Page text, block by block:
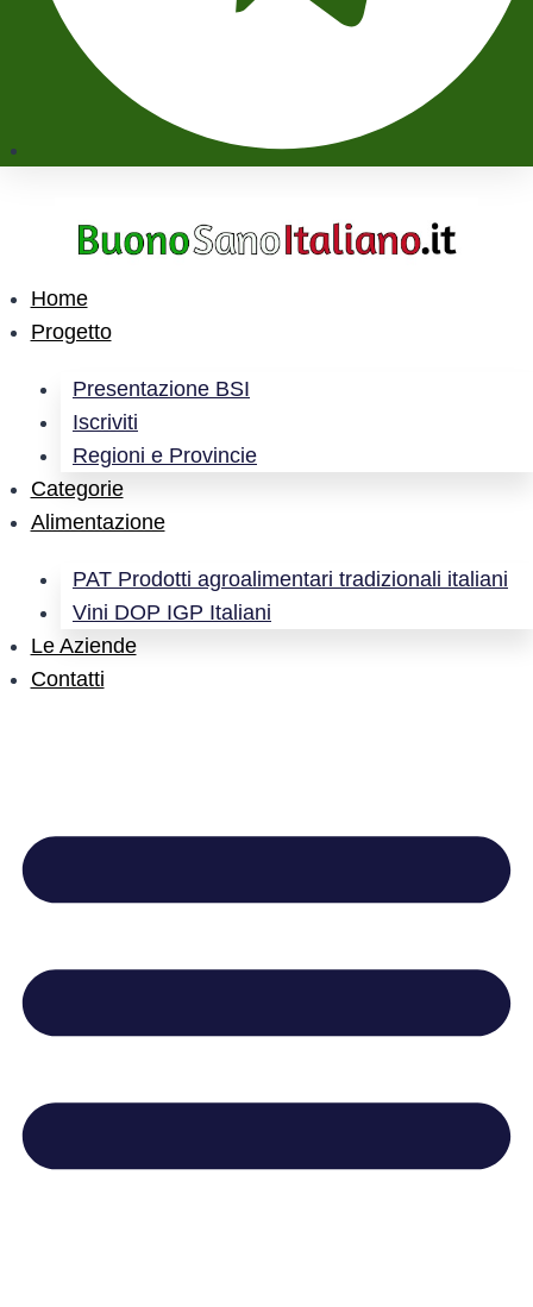
Home
Progetto
Presentazione BSI
Iscriviti
Regioni e Provincie
Categorie
Alimentazione
PAT Prodotti agroalimentari tradizionali italiani
Vini DOP IGP Italiani
Le Aziende
Contatti